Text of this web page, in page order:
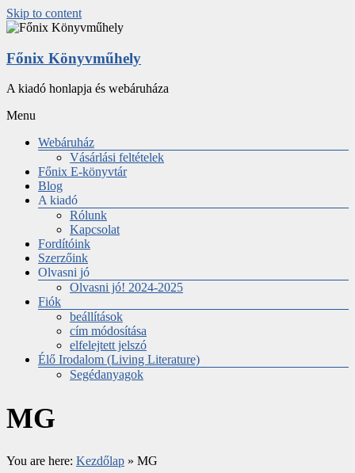
Skip to content
Főnix Könyvműhely
A kiadó honlapja és webáruháza
Menu
Webáruház
Vásárlási feltételek
Főnix E-könyvtár
Blog
A kiadó
Rólunk
Kapcsolat
Fordítóink
Szerzőink
Olvasni jó
Olvasni jó! 2024-2025
Fiók
beállítások
cím módosítása
elfelejtett jelszó
Élő Irodalom (Living Literature)
Segédanyagok
MG
You are here: Kezdőlap » MG